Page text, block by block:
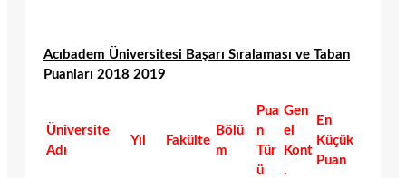
Acıbadem Üniversitesi Başarı Sıralaması ve Taban
Puanları 2018 2019
Üniversite
Adı
Yıl Fakülte
Bölü
m
Pua
n
Tür
ü
Gen
el
Kont
.
En
Küçük
Puan